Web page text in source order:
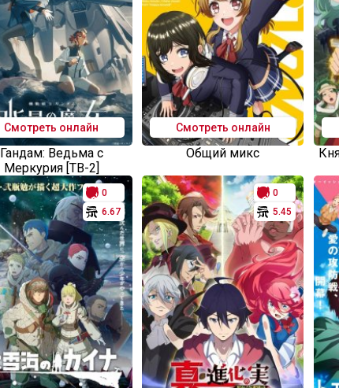
Смотреть онлайн
Гандам: Ведьма с
Меркурия [ТВ-2]
Смотреть онлайн
Общий микс
0
6.67
0
5.45